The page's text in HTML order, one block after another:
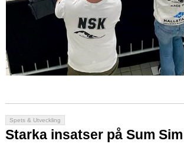
Spets & Utveckling
Starka insatser på Sum Sim